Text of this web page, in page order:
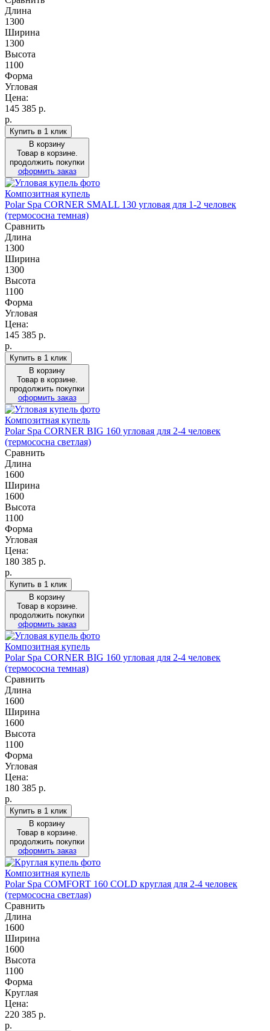
Длина
1300
Ширина
1300
Высота
1100
Форма
Угловая
Цена:
145 385 р.
р.
Купить в 1 клик
В корзину
Товар в корзине.
продолжить покупки
оформить заказ
Композитная купель
Polar Spa CORNER SMALL 130 угловая для 1-2 человек
(термососна темная)
Сравнить
Длина
1300
Ширина
1300
Высота
1100
Форма
Угловая
Цена:
145 385 р.
р.
Купить в 1 клик
В корзину
Товар в корзине.
продолжить покупки
оформить заказ
Композитная купель
Polar Spa CORNER BIG 160 угловая для 2-4 человек
(термососна светлая)
Сравнить
Длина
1600
Ширина
1600
Высота
1100
Форма
Угловая
Цена:
180 385 р.
р.
Купить в 1 клик
В корзину
Товар в корзине.
продолжить покупки
оформить заказ
Композитная купель
Polar Spa CORNER BIG 160 угловая для 2-4 человек
(термососна темная)
Сравнить
Длина
1600
Ширина
1600
Высота
1100
Форма
Угловая
Цена:
180 385 р.
р.
Купить в 1 клик
В корзину
Товар в корзине.
продолжить покупки
оформить заказ
Композитная купель
Polar Spa COMFORT 160 COLD круглая для 2-4 человек
(термососна светлая)
Сравнить
Длина
1600
Ширина
1600
Высота
1100
Форма
Круглая
Цена:
220 385 р.
р.